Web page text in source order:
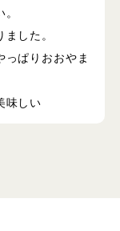
した。
っぱりおおやま
味しい